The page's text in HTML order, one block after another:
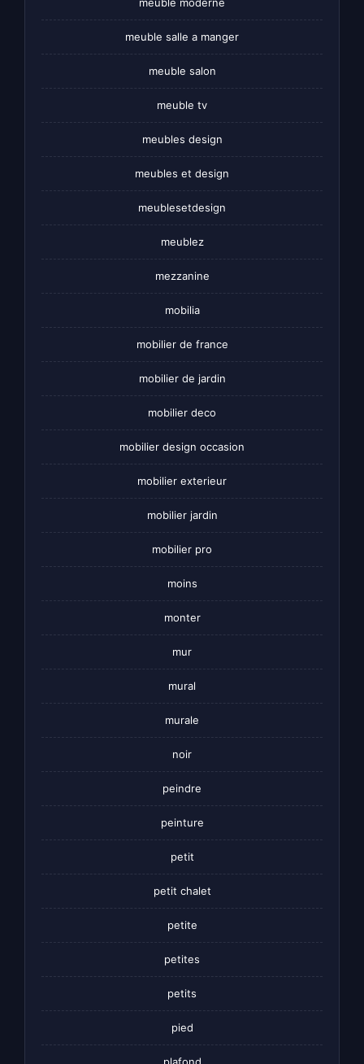
meuble salle a manger
meuble salon
meuble tv
meubles design
meubles et design
meublesetdesign
meublez
mezzanine
mobilia
mobilier de france
mobilier de jardin
mobilier deco
mobilier design occasion
mobilier exterieur
mobilier jardin
mobilier pro
moins
monter
mur
mural
murale
noir
peindre
peinture
petit
petit chalet
petite
petites
petits
pied